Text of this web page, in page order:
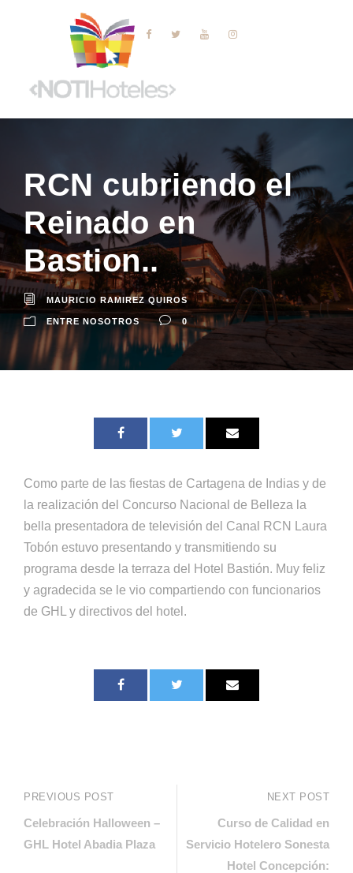
RCN cubriendo el
Reinado en
Bastion..
MAURICIO RAMIREZ QUIROS
ENTRE NOSOTROS 0
Como parte de las fiestas de Cartagena de Indias y de
la realización del Concurso Nacional de Belleza la
bella presentadora de televisión del Canal RCN Laura
Tobón estuvo presentando y transmitiendo su
programa desde la terraza del Hotel Bastión. Muy feliz
y agradecida se le vio compartiendo con funcionarios
de GHL y directivos del hotel.
PREVIOUS POST
Celebración Halloween –
GHL Hotel Abadia Plaza
NEXT POST
Curso de Calidad en
Servicio Hotelero Sonesta
Hotel Concepción: